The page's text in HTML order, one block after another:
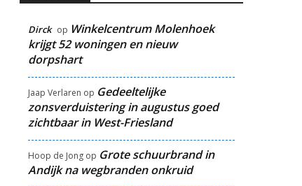
Dirck op Winkelcentrum Molenhoek
krijgt 52 woningen en nieuw
dorpshart
Jaap Verlaren op Gedeeltelijke
zonsverduistering in augustus goed
zichtbaar in West-Friesland
Hoop de Jongop Grote schuurbrand in
Andijk na wegbranden onkruid